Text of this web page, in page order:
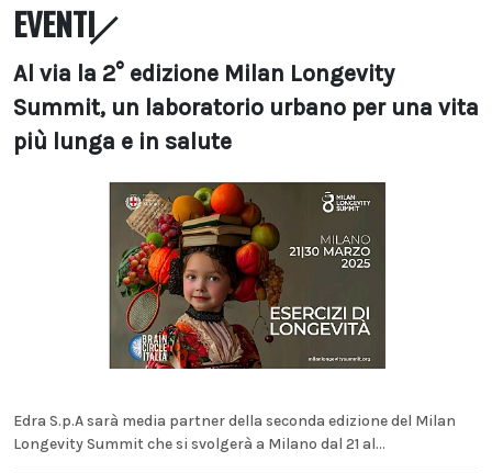
EVENTI
Al via la 2° edizione Milan Longevity
Summit, un laboratorio urbano per una vita
più lunga e in salute
Edra S.p.A sarà media partner della seconda edizione del Milan
Longevity Summit che si svolgerà a Milano dal 21 al...